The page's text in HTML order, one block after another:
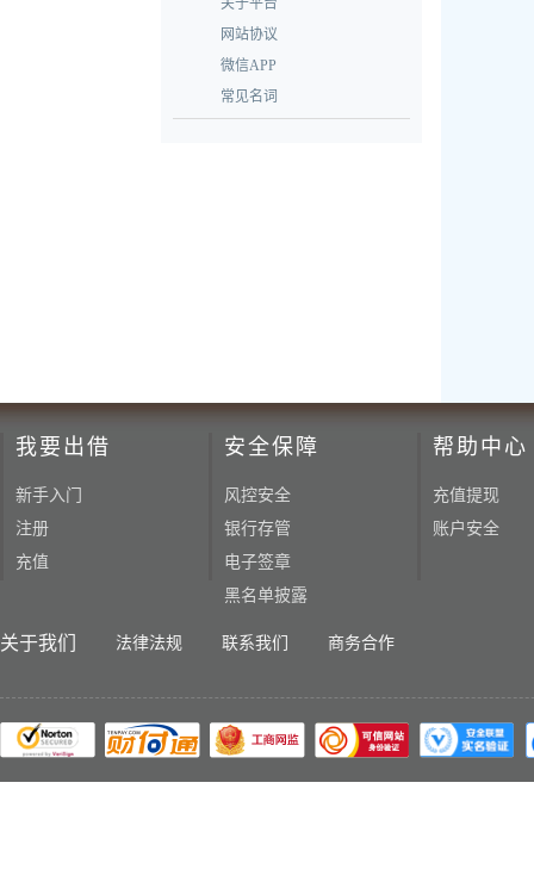
关于平台
网站协议
微信APP
常见名词
我要出借
新手入门
注册
充值
安全保障
风控安全
银行存管
电子签章
黑名单披露
帮助中心
充值提现
账户安全
关于我们 法律法规 联系我们 商务合作